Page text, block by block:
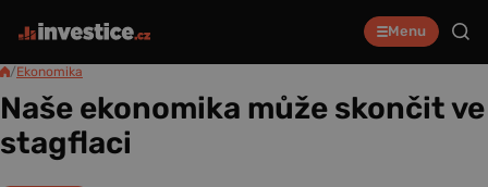
Menu
/Ekonomika
Naše ekonomika může skončit ve
stagflaci